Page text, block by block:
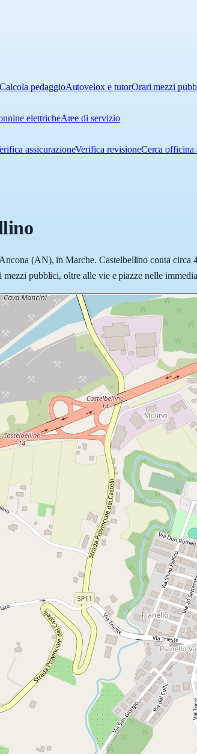
Calcola pedaggioAutovelox e tutorOrari mezzi
elettricheAree di servizio
assicurazioneVerifica revisioneCerca officina
(AN), in Marche. Castelbellino conta
pubblici, oltre alle vie e piazze nelle